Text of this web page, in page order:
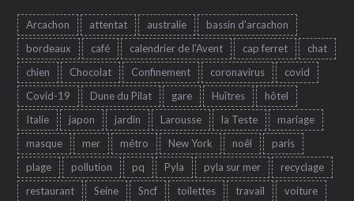
Arcachon attentat australie
bassin d'arcachon
bordeaux
café calendrier de l'Avent cap ferret
chat
chien
Chocolat Confinement coronavirus
covid
Covid-19
Dune du Pilat gare Huîtres
hôtel
Italie
japon jardin Larousse la Teste
mariage
masque
mer métro New York noêl
paris
plage
pollution pq Pyla pyla sur mer
recyclage
restaurant
Seine Sncf toilettes travail
voiture